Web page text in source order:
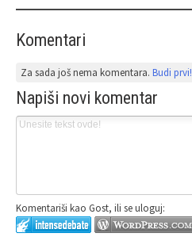
Komentari
Za sada još nema komentara.Budi prvi!
Napiši novi komentar
Komentariši kao Gost, ili se uloguj: